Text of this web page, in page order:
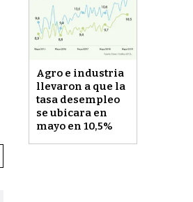
Agro e industria
llevaron a que la
tasa desempleo
se ubicara en
mayo en 10,5%